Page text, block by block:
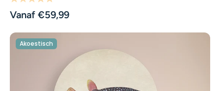
Vanaf €59,99
Akoestisch